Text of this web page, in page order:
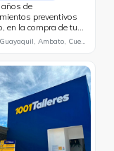
años de
preventivos
en la compra de tu
modelo 02.
Quito, Guayaquil, Ambato, Cuenca